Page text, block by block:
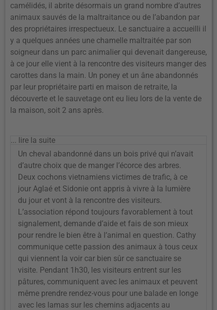
camélidés, il abrite désormais un grand nombre d’autres
animaux sauvés de la maltraitance ou de l’abandon par
des propriétaires irrespectueux. Le sanctuaire a accueilli il
y a quelques années une chamelle maltraitée par son
soigneur dans un parc animalier qui devenait dangereuse,
à ce jour elle vient à la rencontre des visiteurs manger des
carottes dans la main. Un poney et un âne abandonnés
par leur propriétaire parti en maison de retraite, la
découverte et le sauvetage ont eu lieu lors de la vente de
la maison, soit 2 ans après.
... lire la suite
Un cheval abandonné dans un bois privé qui n’avait
d’autre choix que de manger l’écorce des arbres.
Deux cochons vietnamiens victimes de trafic, à ce
jour Aglaé et Sidonie ont appris à vivre à la lumière
du jour et vont à la rencontre des visiteurs.
L’association répond toujours favorablement à tout
signalement, demande d’aide et fais de son mieux
pour rendre le bien être à l’animal en question. Cathy
communique cette passion des animaux à tous ceux
qui viennent la voir car bien sûr ce sanctuaire se
visite. Pendant 1h30, les visiteurs entrent sur les
pâtures, communiquent avec les animaux et peuvent
même prendre rendez-vous pour une balade en longe
avec les lamas sur les chemins adjacents au